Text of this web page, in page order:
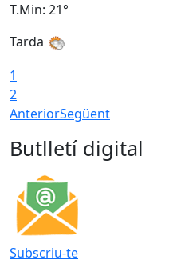
T.Min: 21°
Tarda
1
2
AnteriorSegüent
Butlletí digital
Subscriu-te